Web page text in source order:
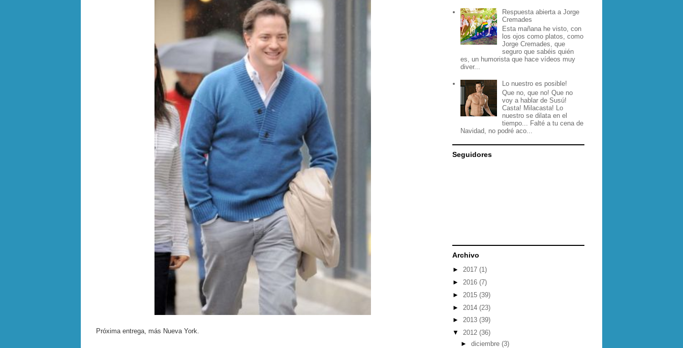
Próxima entrega, más Nueva York.
Respuesta abierta a Jorge
Cremades
Esta mañana he visto, con
los ojos como platos, como
Jorge Cremades, que
seguro que sabéis quién
es, un humorista que hace vídeos muy
diver...
Lo nuestro es posible!
Que no, que no! Que no
voy a hablar de Susú!
Casta! Milacasta! Lo
nuestro se dilata en el
tiempo... Falté a tu cena de
Navidad, no podré aco...
Seguidores
Archivo
► 2017 (1)
► 2016 (7)
► 2015 (39)
► 2014 (23)
► 2013 (39)
▼ 2012 (36)
► diciembre (3)